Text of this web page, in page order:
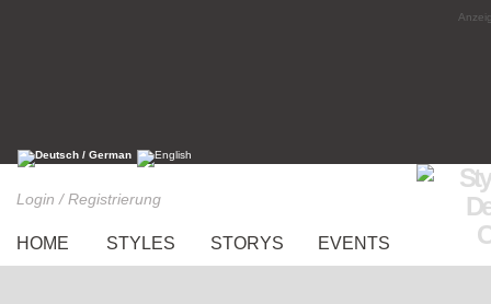
Login / Registrierung
HOME STYLES STORYS EVENTS